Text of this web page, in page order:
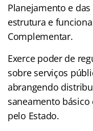
Planejamento e das
estrutura e
Complementar.
Exerce poder de
sobre serviços
abrangendo
saneamento básico
pelo Estado.